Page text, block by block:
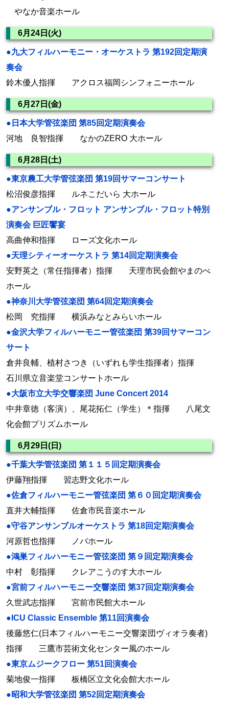
やなか音楽ホール
6月24日(火)
●九大フィルハーモニー・オーケストラ 第192回定期演
奏会
鈴木優人指揮 アクロス福岡シンフォニーホール
6月27日(金)
●日本大学管弦楽団 第85回定期演奏会
河地 良智指揮 なかのZERO 大ホール
6月28日(土)
●東京農工大学管弦楽団 第19回サマーコンサート
松沼俊彦指揮 ルネこだいら 大ホール
●アンサンブル・フロット アンサンブル・フロット特別
演奏会 巨匠饗宴
高曲伸和指揮 ローズ文化ホール
●天理シティーオーケストラ 第14回定期演奏会
安野英之（常任指揮者）指揮 天理市民会館やまのべ
ホール
●神奈川大学管弦楽団 第64回定期演奏会
松岡 究指揮 横浜みなとみらいホール
●金沢大学フィルハーモニー管弦楽団 第39回サマーコン
サート
倉井良輔、植村さつき（いずれも学生指揮者）指揮
石川県立音楽堂コンサートホール
●大阪市立大学交響楽団 June Concert 2014
中井章徳（客演）、尾花拓仁（学生）＊指揮 八尾文
化会館プリズムホール
6月29日(日)
●千葉大学管弦楽団 第１１５回定期演奏会
伊藤翔指揮 習志野文化ホール
●佐倉フィルハーモニー管弦楽団 第６０回定期演奏会
直井大輔指揮 佐倉市民音楽ホール
●守谷アンサンブルオーケストラ 第18回定期演奏会
河原哲也指揮 ノバホール
●鴻巣フィルハーモニー管弦楽団 第９回定期演奏会
中村 彰指揮 クレアこうのす大ホール
●宮前フィルハーモニー交響楽団 第37回定期演奏会
久世武志指揮 宮前市民館大ホール
●ICU Classic Ensemble 第11回演奏会
後藤悠仁(日本フィルハーモニー交響楽団ヴィオラ奏者)
指揮 三鷹市芸術文化センター風のホール
●東京ムジークフロー 第51回演奏会
菊地俊一指揮 板橋区立文化会館大ホール
●昭和大学管弦楽団 第52回定期演奏会